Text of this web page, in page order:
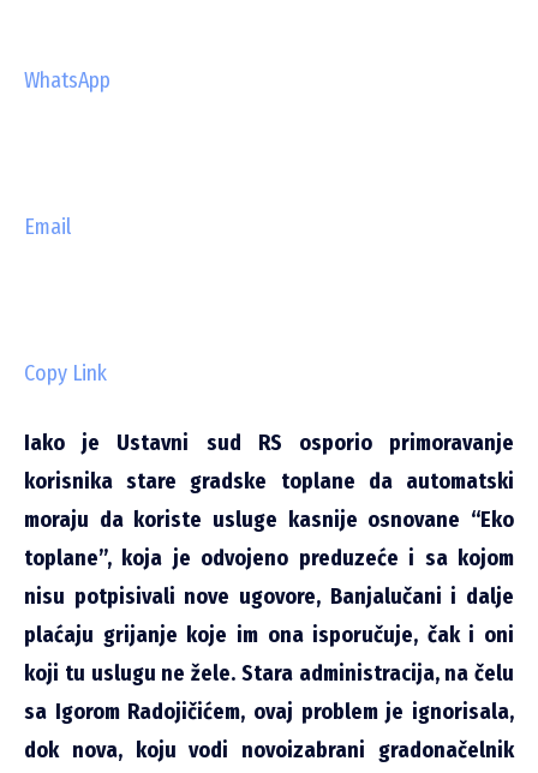
WhatsApp
Email
Copy Link
Iako je Ustavni sud RS osporio primoravanje
korisnika stare gradske toplane da automatski
moraju da koriste usluge kasnije osnovane “Eko
toplane”, koja je odvojeno preduzeće i sa kojom
nisu potpisivali nove ugovore, Banjalučani i dalje
plaćaju grijanje koje im ona isporučuje, čak i oni
koji tu uslugu ne žele. Stara administracija, na čelu
sa Igorom Radojičićem, ovaj problem je ignorisala,
dok nova, koju vodi novoizabrani gradonačelnik